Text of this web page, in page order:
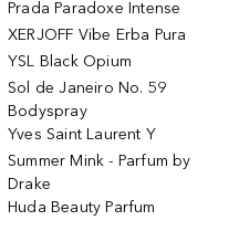
Prada Paradoxe Intense
XERJOFF Vibe Erba Pura
YSL Black Opium
Sol de Janeiro No. 59
Bodyspray
Yves Saint Laurent Y
Summer Mink - Parfum by
Drake
Huda Beauty Parfum